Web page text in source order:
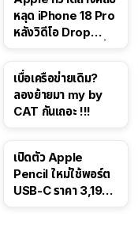
หลุด iPhone 18 Pro
หลังวิดีโอ Drop
เบื่อเครือข่ายเดิม?
ลองย้ายมา my by
CAT กันเถอะ !!!
เปิดตัว Apple
Pencil ใหม่ใช้พอร์ต
USB-C ราคา 3,190